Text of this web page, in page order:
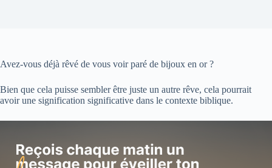
Avez-vous déjà rêvé de vous voir paré de bijoux en or ?
Bien que cela puisse sembler être juste un autre rêve, cela pourrait
avoir une signification significative dans le contexte biblique.